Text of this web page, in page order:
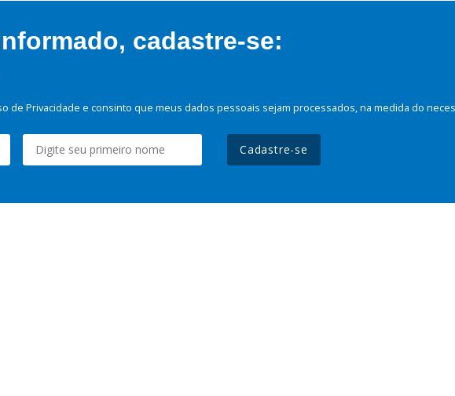
cadastre-se:
de Privacidade e consinto que meus dados pessoais sejam processados, na medida do
Cadastre-se